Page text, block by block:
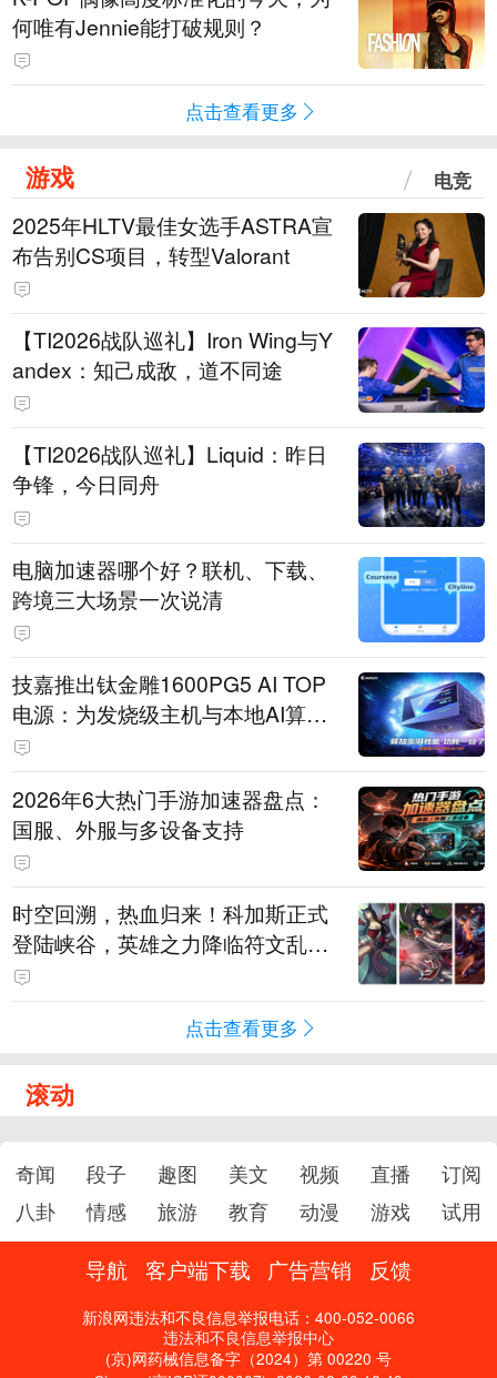
何唯有Jennie能打破规则？
点击查看更多
游戏 电竞
2025年HLTV最佳女选手ASTRA宣
布告别CS项目，转型Valorant
【TI2026战队巡礼】Iron Wing与Y
andex：知己成敌，道不同途
【TI2026战队巡礼】Liquid：昨日
争锋，今日同舟
电脑加速器哪个好？联机、下载、
跨境三大场景一次说清
技嘉推出钛金雕1600PG5 AI TOP
电源：为发烧级主机与本地AI算力
打造旗舰供电方案
2026年6大热门手游加速器盘点：
国服、外服与多设备支持
时空回溯，热血归来！科加斯正式
登陆峡谷，英雄之力降临符文乱
斗！
点击查看更多
滚动
奇闻 段子 趣图 美文 视频 直播
订阅
八卦
情感 旅游 教育 动漫 游戏 试用
导航 客户端下载 广告营销 反馈
新浪网违法和不良信息举报电话：400-052-0066
违法和不良信息举报中心
(京)网药械信息备字（2024）第 00220 号